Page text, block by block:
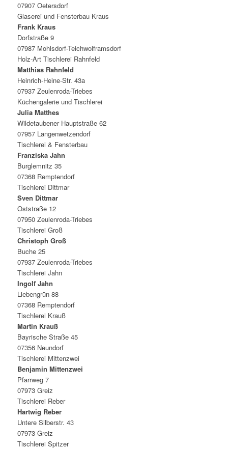
07907 Oetersdorf
Glaserei und Fensterbau Kraus
Frank Kraus
Dorfstraße 9
07987 Mohlsdorf-Teichwolframsdorf
Holz-Art Tischlerei Rahnfeld
Matthias Rahnfeld
Heinrich-Heine-Str. 43a
07937 Zeulenroda-Triebes
Küchengalerie und Tischlerei
Julia Matthes
Wildetaubener Hauptstraße 62
07957 Langenwetzendorf
Tischlerei & Fensterbau
Franziska Jahn
Burglemnitz 35
07368 Remptendorf
Tischlerei Dittmar
Sven Dittmar
Oststraße 12
07950 Zeulenroda-Triebes
Tischlerei Groß
Christoph Groß
Buche 25
07937 Zeulenroda-Triebes
Tischlerei Jahn
Ingolf Jahn
Liebengrün 88
07368 Remptendorf
Tischlerei Krauß
Martin Krauß
Bayrische Straße 45
07356 Neundorf
Tischlerei Mittenzwei
Benjamin Mittenzwei
Pfarrweg 7
07973 Greiz
Tischlerei Reber
Hartwig Reber
Untere Silberstr. 43
07973 Greiz
Tischlerei Spitzer